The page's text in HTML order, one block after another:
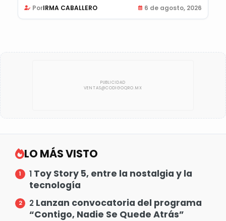
PorIRMA CABALLERO 6 de agosto, 2026
LO MÁS VISTO
1 Toy Story 5, entre la nostalgia y la
tecnología
2 Lanzan convocatoria del programa
“Contigo, Nadie Se Quede Atrás”